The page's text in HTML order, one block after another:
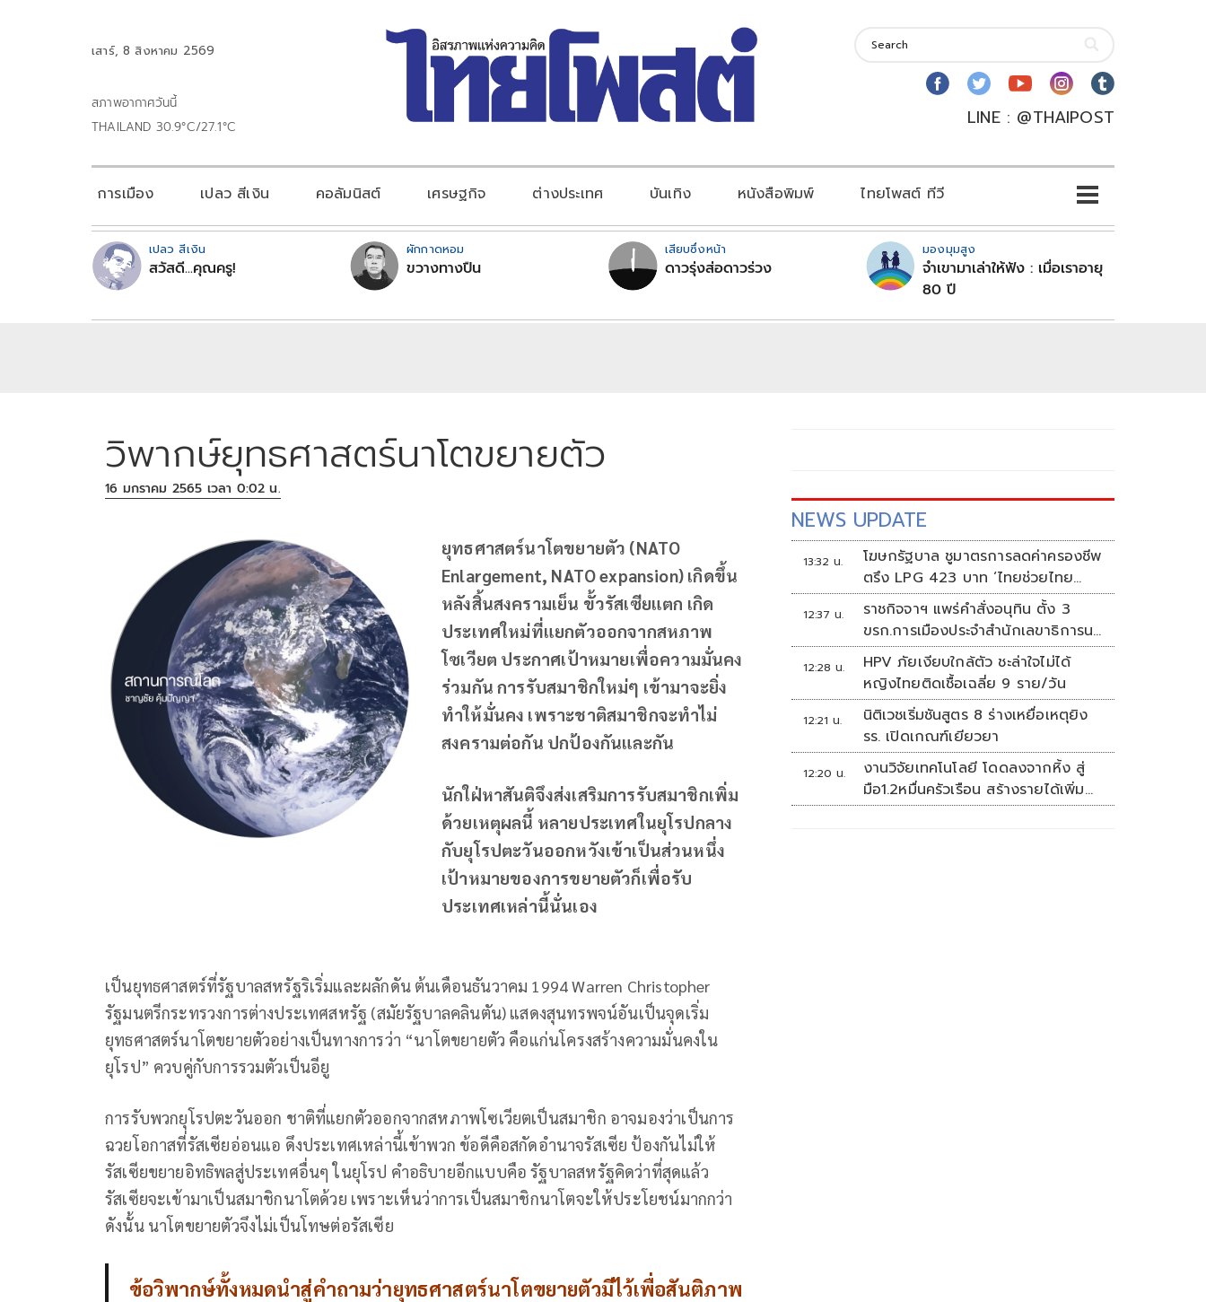
เสาร์, 8 สิงหาคม 2569
สภาพอากาศวันนี้
THAILAND 30.9°C/27.1°C
LINE : @THAIPOST
การเมือง เปลว สีเงิน คอลัมนิสต์ เศรษฐกิจ ต่างประเทศ บันเทิง หนังสือพิมพ์ ไทยโพสต์ ทีวี
เปลว สีเงิน
สวัสดี...คุณครู!
ผักกาดหอม
ขวางทางปืน
เสียบซึ่งหน้า
ดาวรุ่งส่อดาวร่วง
มองมุมสูง
จำเขามาเล่าให้ฟัง : เมื่อเราอายุ
80 ปี
วิพากษ์ยุทธศาสตร์นาโตขยายตัว
16 มกราคม 2565 เวลา 0:02 น.
ยุทธศาสตร์นาโตขยายตัว (NATO
Enlargement, NATO expansion) เกิดขึ้น
หลังสิ้นสงครามเย็น ขั้วรัสเซียแตก เกิด
ประเทศใหม่ที่แยกตัวออกจากสหภาพ
โซเวียต ประกาศเป้าหมายเพื่อความมั่นคง
ร่วมกัน การรับสมาชิกใหม่ๆ เข้ามาจะยิ่ง
ทำให้มั่นคง เพราะชาติสมาชิกจะทำไม่
สงครามต่อกัน ปกป้องกันและกัน
นักใฝ่หาสันติจึงส่งเสริมการรับสมาชิกเพิ่ม
ด้วยเหตุผลนี้ หลายประเทศในยุโรปกลาง
กับยุโรปตะวันออกหวังเข้าเป็นส่วนหนึ่ง
เป้าหมายของการขยายตัวก็เพื่อรับ
ประเทศเหล่านี้นั่นเอง
เป็นยุทธศาสตร์ที่รัฐบาลสหรัฐริเริ่มและผลักดัน ต้นเดือนธันวาคม 1994 Warren Christopher
รัฐมนตรีกระทรวงการต่างประเทศสหรัฐ (สมัยรัฐบาลคลินตัน) แสดงสุนทรพจน์อันเป็นจุดเริ่ม
ยุทธศาสตร์นาโตขยายตัวอย่างเป็นทางการว่า “นาโตขยายตัว คือแก่นโครงสร้างความมั่นคงใน
ยุโรป” ควบคู่กับการรวมตัวเป็นอียู
การรับพวกยุโรปตะวันออก ชาติที่แยกตัวออกจากสหภาพโซเวียตเป็นสมาชิก อาจมองว่าเป็นการ
ฉวยโอกาสที่รัสเซียอ่อนแอ ดึงประเทศเหล่านี้เข้าพวก ข้อดีคือสกัดอำนาจรัสเซีย ป้องกันไม่ให้
รัสเซียขยายอิทธิพลสู่ประเทศอื่นๆ ในยุโรป คำอธิบายอีกแบบคือ รัฐบาลสหรัฐคิดว่าที่สุดแล้ว
รัสเซียจะเข้ามาเป็นสมาชิกนาโตด้วย เพราะเห็นว่าการเป็นสมาชิกนาโตจะให้ประโยชน์มากกว่า
ดังนั้น นาโตขยายตัวจึงไม่เป็นโทษต่อรัสเซีย
ข้อวิพากษ์ทั้งหมดนำสู่คำถามว่ายุทธศาสตร์นาโตขยายตัวมีไว้เพื่อสันติภาพ
NEWS UPDATE
13:32 น.
โฆษกรัฐบาล ชูมาตรการลดค่าครองชีพ
ตรึง LPG 423 บาท ‘ไทยช่วยไทย
พลัส’ ดันเงินหมุนแสนล้าน
12:37 น.
ราชกิจจาฯ แพร่คำสั่งอนุทิน ตั้ง 3
ขรก.การเมืองประจำสำนักเลขาธิการนา
ยกฯ
12:28 น.
HPV ภัยเงียบใกล้ตัว ชะล่าใจไม่ได้
หญิงไทยติดเชื้อเฉลี่ย 9 ราย/วัน
12:21 น.
นิติเวชเริ่มชันสูตร 8 ร่างเหยื่อเหตุยิง
รร. เปิดเกณฑ์เยียวยา
12:20 น.
งานวิจัยเทคโนโลยี โดดลงจากหิ้ง สู่
มือ1.2หมื่นครัวเรือน สร้างรายได้เพิ่ม
ทุกเดือน